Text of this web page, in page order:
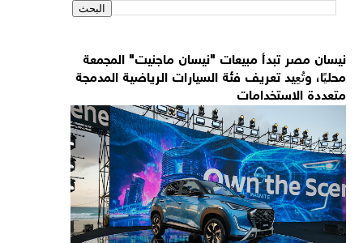
نيسان مصر تبدأ مبيعات "نيسان ماجنيت" المجمعة
محليًا، وتُعِيد تعريف فئة السيارات الرياضية المدمجة
متعددة الاستخدامات